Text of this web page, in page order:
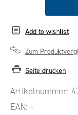
Add to wishlist
Zum
Seite drucken
Artikelnummer:
EAN: -